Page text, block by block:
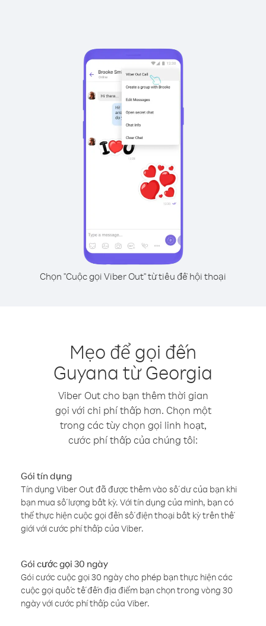
Chọn "Cuộc gọi Viber Out" từ tiêu đề hội thoại
Mẹo để gọi đến
Guyana từ Georgia
Viber Out cho bạn thêm thời gian
gọi với chi phí thấp hơn. Chọn một
trong các tùy chọn gọi linh hoạt,
cước phí thấp của chúng tôi:
Gói tín dụng
Tín dụng Viber Out đã được thêm vào số dư của bạn khi
bạn mua số lượng bất kỳ. Với tín dụng của mình, bạn có
thể thực hiện cuộc gọi đến số điện thoại bất kỳ trên thế
giới với cước phí thấp của Viber.
Gói cước gọi 30 ngày
Gói cước cuộc gọi 30 ngày cho phép bạn thực hiện các
cuộc gọi quốc tế đến địa điểm bạn chọn trong vòng 30
ngày với cước phí thấp của Viber.